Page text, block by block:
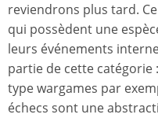
reviendrons plus tard.
qui possèdent une
leurs événements
partie de cette catégorie
type wargames par
échecs sont une